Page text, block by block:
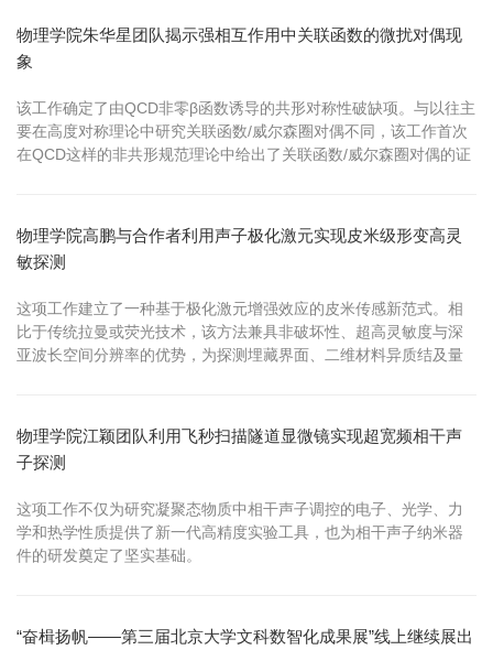
物理学院朱华星团队揭示强相互作用中关联函数的微扰对偶现
象
该工作确定了由QCD非零β函数诱导的共形对称性破缺项。与以往主
要在高度对称理论中研究关联函数/威尔森圈对偶不同，该工作首次
在QCD这样的非共形规范理论中给出了关联函数/威尔森圈对偶的证
物理学院高鹏与合作者利用声子极化激元实现皮米级形变高灵
敏探测
这项工作建立了一种基于极化激元增强效应的皮米传感新范式。相
比于传统拉曼或荧光技术，该方法兼具非破坏性、超高灵敏度与深
亚波长空间分辨率的优势，为探测埋藏界面、二维材料异质结及量
物理学院江颖团队利用飞秒扫描隧道显微镜实现超宽频相干声
子探测
这项工作不仅为研究凝聚态物质中相干声子调控的电子、光学、力
学和热学性质提供了新一代高精度实验工具，也为相干声子纳米器
件的研发奠定了坚实基础。
“奋楫扬帆——第三届北京大学文科数智化成果展”线上继续展出